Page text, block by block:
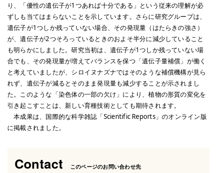
り、「優性の遺伝子が1つあれば十分である」という従来の理解が必
ずしも当てはまらないことを示しています。さらに研究グループは、
遺伝子が1つしか残っていない場合、その発現量（はたらきの強さ）
が、遺伝子が2つそろっているときのおよそ半分に減少していること
も明らかにしました。研究当初は、遺伝子が1つしか残っていない場
合でも、その発現量が増えてバランスを保つ「遺伝子量補償」が働く
と考えていましたが、シロイヌナズナではそのような補償機構が見ら
れず、遺伝子が減るとそのまま発現量も減少することが示されまし
た。このような「染色体の一部の欠け」により、植物の形質の変化を
引き起こすことは、新しい育種技術としても期待されます。
本成果は、国際的な科学雑誌「Scientific Reports」のオンライン版
に掲載されました。
Contact このページのお問い合わせ先